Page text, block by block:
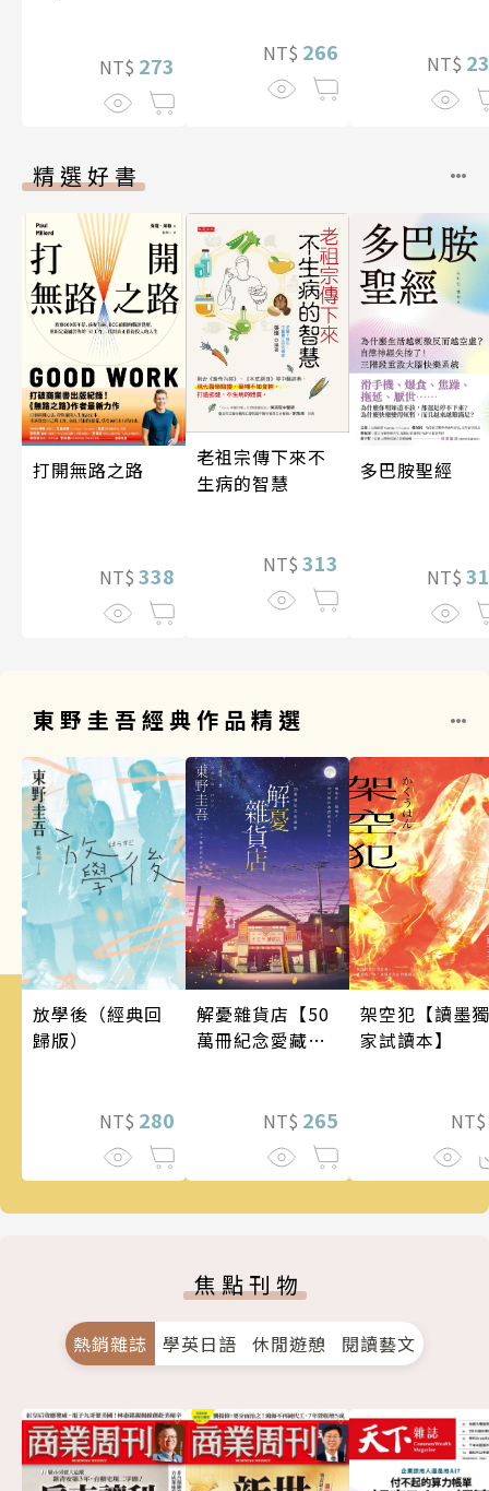
NT$ 273 NT$ 266 NT$
精選好書
打開無路之路
NT$ 338
老祖宗傳下來不
生病的智慧
NT$ 313
多巴胺聖經
NT$
東野圭吾經典作品精選
放學後（經典回
歸版）
NT$ 280
解憂雜貨店【50
萬冊紀念愛藏
NT$ 265
架空犯【讀墨獨
家試讀本】
NT$
焦點刊物
熱銷雜誌 學英日語 休閒遊憩 閱讀藝文